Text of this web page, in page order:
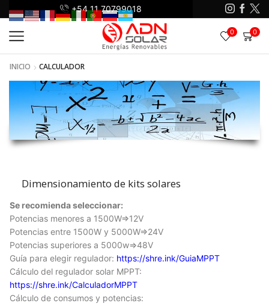
+54 11 70799018
0 0
INICIO CALCULADOR
Dimensionamiento de kits solares
Se recomienda seleccionar:
Potencias menores a 1500W=>12V
Potencias entre 1500W y 5000W=>24V
Potencias superiores a 5000w=>48V
Guía para elegir regulador: https://shre.ink/GuiaMPPT
Cálculo del regulador solar MPPT:
https://shre.ink/CalculadorMPPT
Cálculo de consumos y potencias: